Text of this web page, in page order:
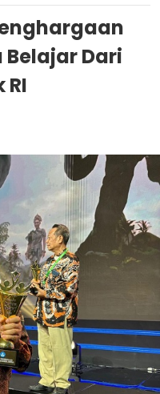
Dari